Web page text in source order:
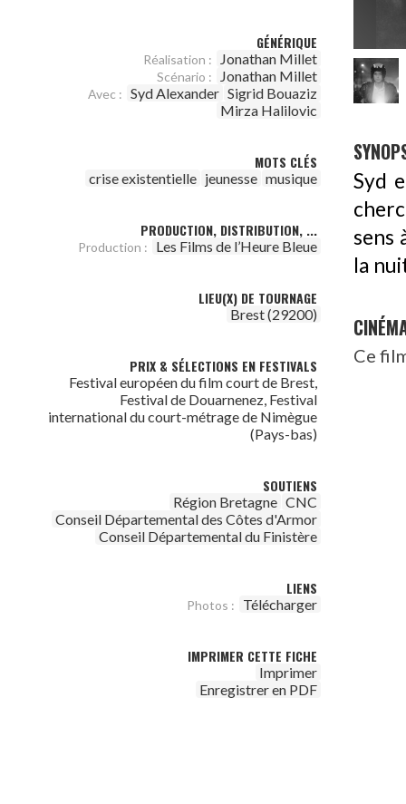
GÉNÉRIQUE
Réalisation : Jonathan Millet
Scénario : Jonathan Millet
Avec : Syd Alexander Sigrid Bouaziz
Mirza Halilovic
MOTS CLÉS
crise existentielle jeunesse musique
PRODUCTION, DISTRIBUTION, ...
Production : Les Films de l’Heure Bleue
LIEU(X) DE TOURNAGE
Brest (29200)
PRIX & SÉLECTIONS EN FESTIVALS
Festival européen du film court de Brest,
Festival de Douarnenez, Festival
international du court-métrage de Nimègue
(Pays-bas)
SOUTIENS
Région Bretagne CNC
Conseil Départemental des Côtes d'Armor
Conseil Départemental du Finistère
LIENS
Photos : Télécharger
IMPRIMER CETTE FICHE
Imprimer
Enregistrer en PDF
Syd
sens
la
Ce